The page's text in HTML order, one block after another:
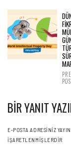
BIR YANIT
E-POSTA ADRESINIZ
IŞARETLENMIŞLERDIR